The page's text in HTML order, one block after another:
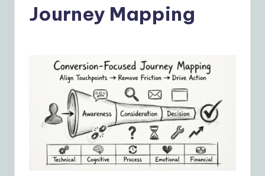
Journey Mapping